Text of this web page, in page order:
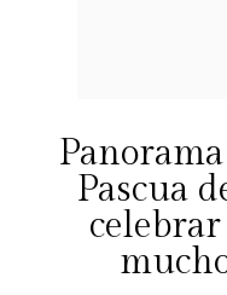
Pascua